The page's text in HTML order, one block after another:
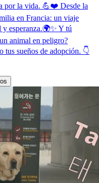
por la vida. 💪❤️ Desde la
en Francia: un viaje
esperanza.🌍✨ Y tú
animal en peligro?
tus sueños de adopción. 👇